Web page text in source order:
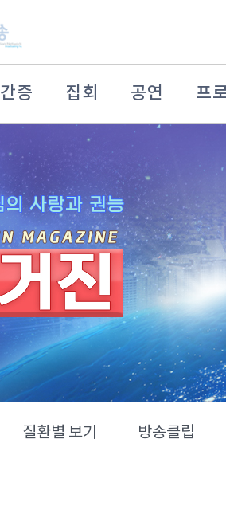
간증 집회 공연 프
질환별 보기 방송클립